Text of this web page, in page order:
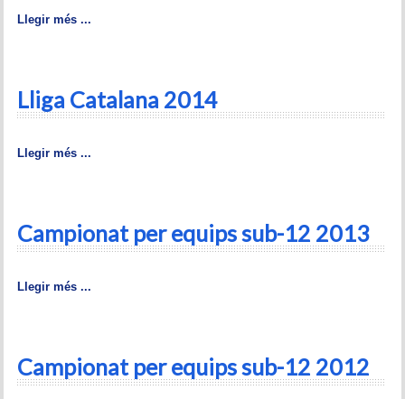
Llegir més ...
Lliga Catalana 2014
Llegir més ...
Campionat per equips sub-12 2013
Llegir més ...
Campionat per equips sub-12 2012